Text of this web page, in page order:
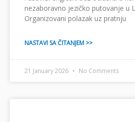
nezaboravno jezičko putovanje u
Organizovani polazak uz pratnju
NASTAVI SA ČITANJEM >>
21 January 2026 No Comments